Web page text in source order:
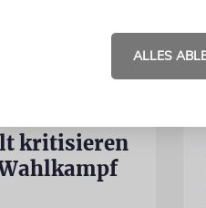
in
kritisieren
ALLES